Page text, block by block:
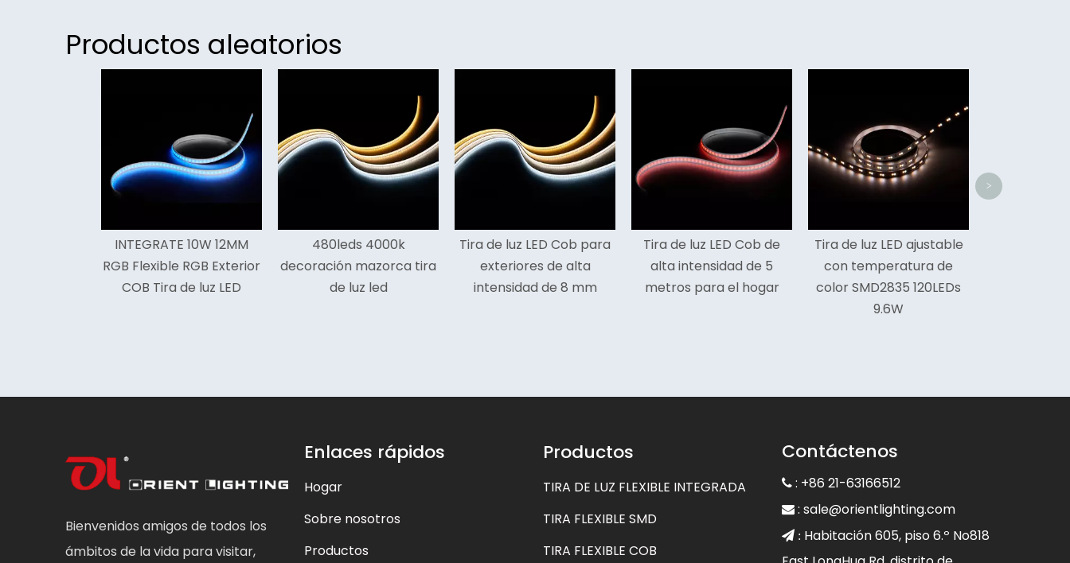
Productos aleatorios
INTEGRATE 10W 12MM
RGB Flexible RGB Exterior
COB Tira de luz LED
480leds 4000k
decoración mazorca tira
Tira de luz LED Cob para
exteriores de alta
intensidad de 8 mm
Tira de luz LED Cob de
alta intensidad de 5
metros para el hogar
Tira de luz LED ajustable
con temperatura de
color SMD2835 120LEDs
>
Bienvenidos amigos de todos los
ámbitos de la vida para visitar,
Enlaces rápidos
Hogar
Sobre nosotros
Productos
Productos
TIRA DE LUZ FLEXIBLE INTEGRADA
TIRA FLEXIBLE SMD
TIRA FLEXIBLE COB
Contáctenos
 : +86 21-63166512
 : sale@orientlighting.com
 : Habitación 605, piso 6.º No818